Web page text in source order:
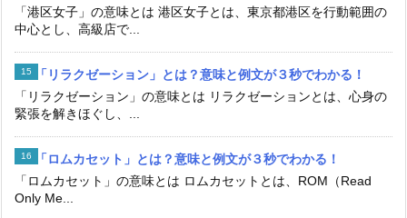
「港区女子」の意味とは 港区女子とは、東京都港区を行動範囲の
中心とし、高級店で...
「リラクゼーション」とは？意味と例文が３秒でわかる！
「リラクゼーション」の意味とは リラクゼーションとは、心身の
緊張を解きほぐし、...
「ロムカセット」とは？意味と例文が３秒でわかる！
「ロムカセット」の意味とは ロムカセットとは、ROM（Read
Only Me...